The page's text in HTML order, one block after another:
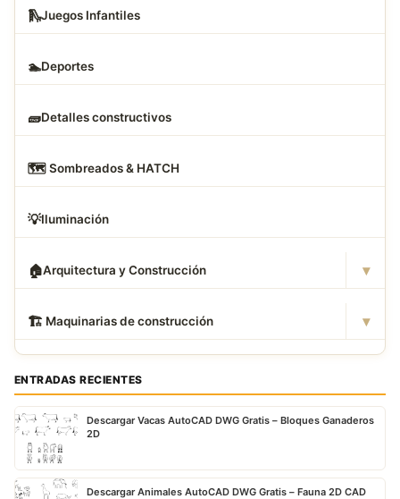
🛝Juegos Infantiles
🏊Deportes
🧱Detalles constructivos
🗺️ Sombreados & HATCH
💡Iluminación
🏠Arquitectura y Construcción ▾
🏗 ️ Maquinarias de construcción ▾
ENTRADAS RECIENTES
Descargar Vacas AutoCAD DWG Gratis – Bloques Ganaderos
2D
Descargar Animales AutoCAD DWG Gratis – Fauna 2D CAD